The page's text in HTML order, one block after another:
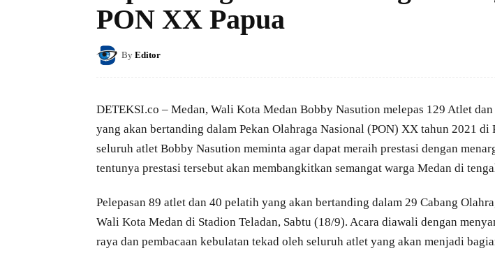
PON XX Papua
By Editor
DETEKSI.co – Medan, Wali Kota Medan Bobby Nasution melepas 129 Atlet
yang akan bertanding dalam Pekan Olahraga Nasional (PON) XX tahun 2021 di
seluruh atlet Bobby Nasution meminta agar dapat meraih prestasi dengan
tentunya prestasi tersebut akan membangkitkan semangat warga Medan di
Pelepasan 89 atlet dan 40 pelatih yang akan bertanding dalam 29 Cabang
Wali Kota Medan di Stadion Teladan, Sabtu (18/9). Acara diawali dengan
raya dan pembacaan kebulatan tekad oleh seluruh atlet yang akan menjadi